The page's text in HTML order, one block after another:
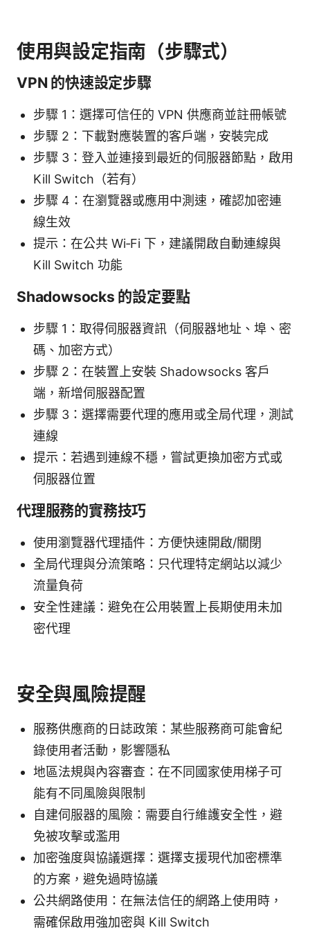
使用與設定指南（步驟式）
VPN 的快速設定步驟
步驟 1：選擇可信任的 VPN 供應商並註冊帳號
步驟 2：下載對應裝置的客戶端，安裝完成
步驟 3：登入並連接到最近的伺服器節點，啟用
Kill Switch（若有）
步驟 4：在瀏覽器或應用中測速，確認加密連
線生效
提示：在公共 Wi‑Fi 下，建議開啟自動連線與
Kill Switch 功能
Shadowsocks 的設定要點
步驟 1：取得伺服器資訊（伺服器地址、埠、密
碼、加密方式）
步驟 2：在裝置上安裝 Shadowsocks 客戶
端，新增伺服器配置
步驟 3：選擇需要代理的應用或全局代理，測試
連線
提示：若遇到連線不穩，嘗試更換加密方式或
伺服器位置
代理服務的實務技巧
使用瀏覽器代理插件：方便快速開啟/關閉
全局代理與分流策略：只代理特定網站以減少
流量負荷
安全性建議：避免在公用裝置上長期使用未加
密代理
安全與風險提醒
服務供應商的日誌政策：某些服務商可能會紀
錄使用者活動，影響隱私
地區法規與內容審查：在不同國家使用梯子可
能有不同風險與限制
自建伺服器的風險：需要自行維護安全性，避
免被攻擊或濫用
加密強度與協議選擇：選擇支援現代加密標準
的方案，避免過時協議
公共網路使用：在無法信任的網路上使用時，
需確保啟用強加密與 Kill Switch